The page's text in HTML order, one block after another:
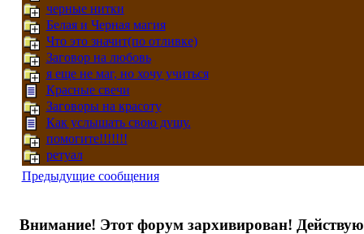
черные нитки
Белая и Черная магия
Что это значит(по отливке)
Заговор на любовь
я еще не маг, но хочу учиться
Красные свечи
Заговоры на красоту
Как услышать свою душу.
помогите!!!!!!!
ретуал
Предыдущие сообщения
Внимание! Этот форум зархивирован!